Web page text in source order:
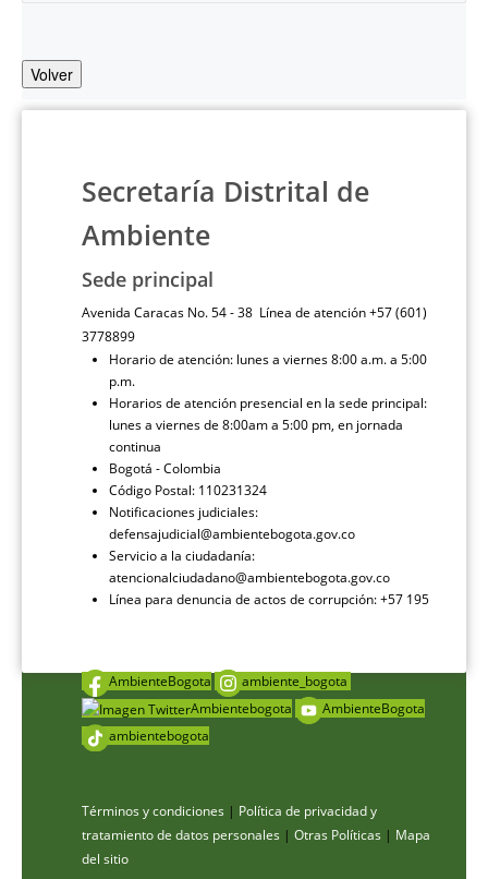
Volver
Secretaría Distrital de
Ambiente
Sede principal
Avenida Caracas No. 54 - 38 Línea de atención +57 (601)
3778899
Horario de atención: lunes a viernes 8:00 a.m. a 5:00
p.m.
Horarios de atención presencial en la sede principal:
lunes a viernes de 8:00am a 5:00 pm, en jornada
continua
Bogotá - Colombia
Código Postal: 110231324
Notificaciones judiciales:
defensajudicial@ambientebogota.gov.co
Servicio a la ciudadanía:
atencionalciudadano@ambientebogota.gov.co
Línea para denuncia de actos de corrupción: +57 195
AmbienteBogota
ambiente_bogota
Ambientebogota
AmbienteBogota
ambientebogota
Términos y condiciones | Política de privacidad y
tratamiento de datos personales | Otras Políticas | Mapa
del sitio